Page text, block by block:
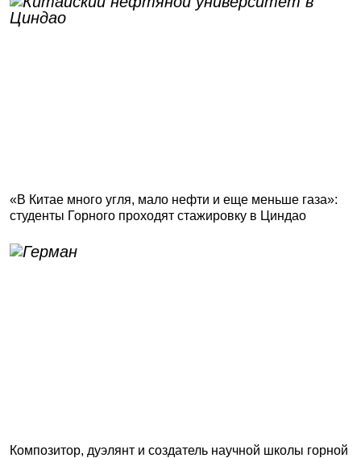
«В Китае много угля, мало нефти и еще меньше газа»:
студенты Горного проходят стажировку в Циндао
Композитор, дуэлянт и создатель научной школы горной